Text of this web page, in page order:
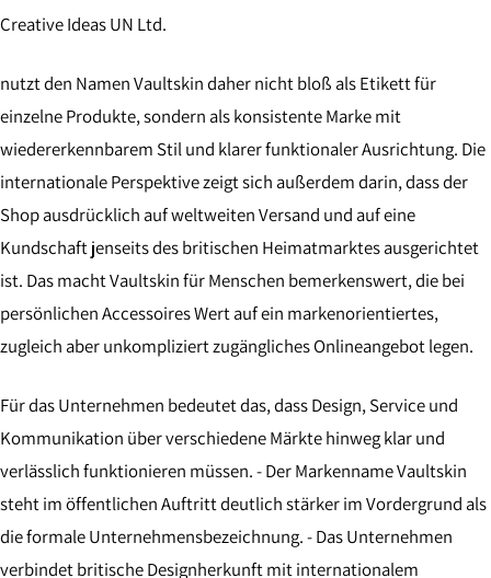
Creative Ideas UN Ltd.
nutzt den Namen Vaultskin daher nicht bloß als Etikett für
einzelne Produkte, sondern als konsistente Marke mit
wiedererkennbarem Stil und klarer funktionaler Ausrichtung. Die
internationale Perspektive zeigt sich außerdem darin, dass der
Shop ausdrücklich auf weltweiten Versand und auf eine
Kundschaft jenseits des britischen Heimatmarktes ausgerichtet
ist. Das macht Vaultskin für Menschen bemerkenswert, die bei
persönlichen Accessoires Wert auf ein markenorientiertes,
zugleich aber unkompliziert zugängliches Onlineangebot legen.
Für das Unternehmen bedeutet das, dass Design, Service und
Kommunikation über verschiedene Märkte hinweg klar und
verlässlich funktionieren müssen. - Der Markenname Vaultskin
steht im öffentlichen Auftritt deutlich stärker im Vordergrund als
die formale Unternehmensbezeichnung. - Das Unternehmen
verbindet britische Designherkunft mit internationalem